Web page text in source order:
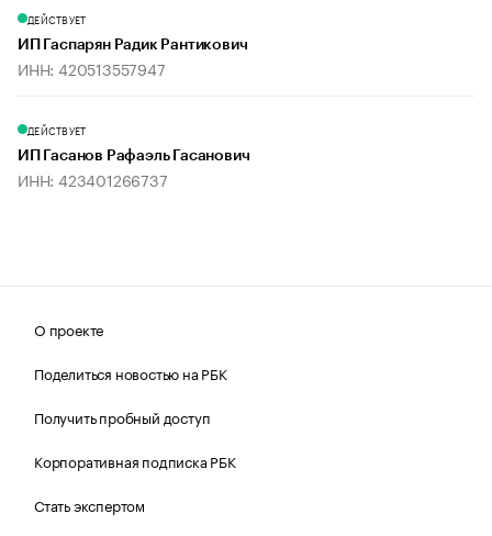
ДЕЙСТВУЕТ
ИП Гаспарян Радик Рантикович
ИНН: 420513557947
ДЕЙСТВУЕТ
ИП Гасанов Рафаэль Гасанович
ИНН: 423401266737
О проекте
Поделиться новостью на РБК
Получить пробный доступ
Корпоративная подписка РБК
Стать экспертом